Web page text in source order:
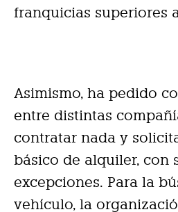
franquicias superiores
Asimismo, ha pedido
entre distintas
contratar nada y
básico de alquiler, con
excepciones. Para la
vehículo, la